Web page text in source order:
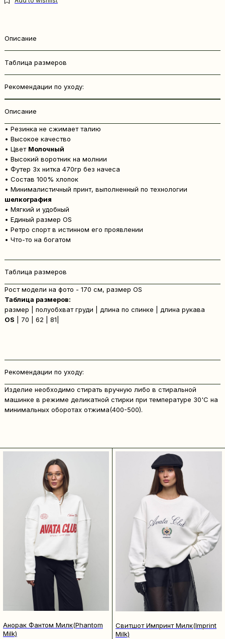
Описание
Таблица размеров
Рекомендации по уходу:
Описание
• Резинка не сжимает талию
• Высокое качество
• Цвет Молочный
• Высокий воротник на молнии
• Футер 3х нитка 470гр без начеса
• Состав 100% хлопок
• Минималистичный принт, выполненный по технологии
шелкография
• Мягкий и удобный
• Единый размер OS
• Ретро спорт в истинном его проявлении
• Что-то на богатом
Таблица размеров
Рост модели на фото - 170 см, размер OS
Таблица размеров:
размер | полуобхват груди | длина по спинке | длина рукава
OS | 70 | 62 | 81|
Рекомендации по уходу:
Изделие необходимо стирать вручную либо в стиральной
машинке в режиме деликатной стирки при температуре 30'C на
минимальных оборотах отжима(400-500).
Анорак Фантом Милк(Phantom
Milk)
Свитшот Импринт Милк(Imprint
Milk)